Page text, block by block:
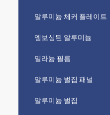
알루미늄 체커 플레이트
엠보싱된 알루미늄
밀라늄 필름
알루미늄 벌집 패널
알루미늄 벌집